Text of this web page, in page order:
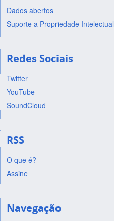
Dados abertos
Suporte a Propriedade Intelectual
Redes Sociais
Twitter
YouTube
SoundCloud
RSS
O que é?
Assine
Navegação